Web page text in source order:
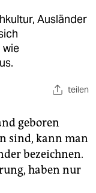
Ausländer
wie
teilen
geboren
sind, kann man
bezeichnen.
haben nur